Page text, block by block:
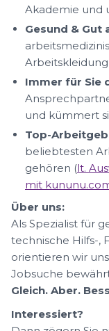
Akademie und
Gesund &
Immer für Sie
und kümmert
Top-
beliebtesten
gehören (lt.
mit
Über uns:
Als Spezialist für
technische Hilfs-,
orientieren wir
Jobsuche
Gleich. Aber.
Interessiert?